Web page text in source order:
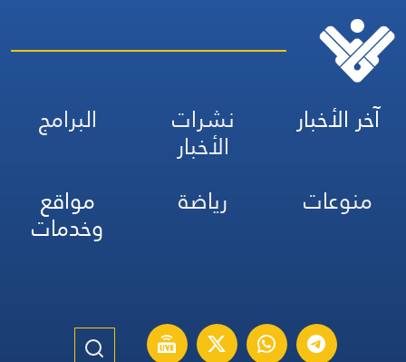
آخر الأخبار نشرات
الأخبار
البرامج
منوعات
رياضة مواقع
وخدمات